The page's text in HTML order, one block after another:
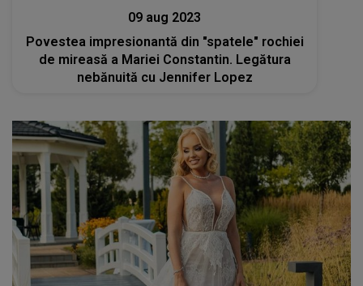
09 aug 2023
Povestea impresionantă din "spatele" rochiei
de mireasă a Mariei Constantin. Legătura
nebănuită cu Jennifer Lopez